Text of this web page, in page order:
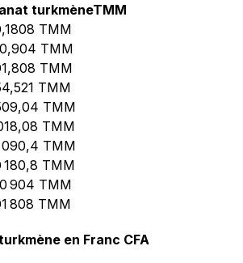
turkmèneTMM
TMM
TMM
TMM
TMM
TMM
TMM
090,4 TMM
180,8 TMM
904 TMM
808 TMM
en Franc CFA